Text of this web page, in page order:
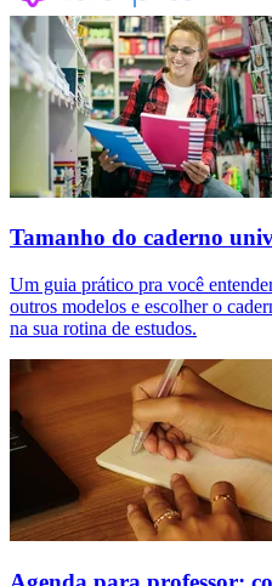
Tamanho do caderno
Um guia prático pra você
outros modelos e escolher o
na sua rotina de estudos.